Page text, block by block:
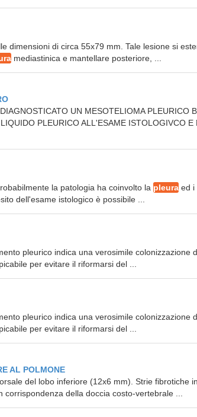
dimensioni di circa 55x79 mm. Tale lesione si
mediastinica e mantellare posteriore, ...
UN MESOTELIOMA PLEURICO
PLEURICO ALL'ESAME ISTOLOGIVCO
la patologia ha coinvolto la pleura ed i
dell'esame istologico è possibile ...
pleurico indica una verosimile colonizzazione
per evitare il riformarsi del ...
pleurico indica una verosimile colonizzazione
per evitare il riformarsi del ...
AL POLMONE
del lobo inferiore (12x6 mm). Strie fibrotiche
della doccia costo-vertebrale ...